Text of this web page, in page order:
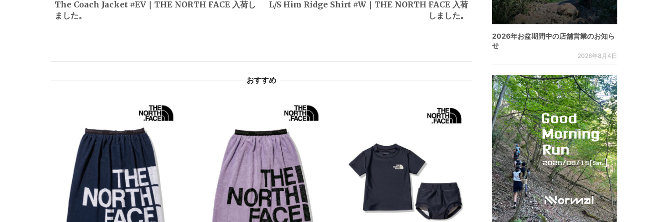
ナ
The Coach Jacket #EV｜THE NORTH FACE 入荷し
ました。
L/S Him Ridge Shirt #W｜THE NORTH FACE 入荷
しました。
おすすめ
2026年お盆期間中の店舗営業のお知ら
せ
2026年8月4日